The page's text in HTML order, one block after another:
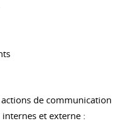
de communication
et externe :